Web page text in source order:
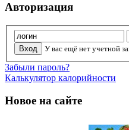
Авторизация
У вас ещё нет учетной
Забыли пароль?
Калькулятор калорийности
Новое на сайте